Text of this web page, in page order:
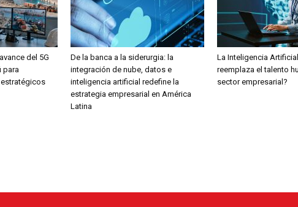
del 5G
para
De la banca a la siderurgia: la
integración de nube, datos e
inteligencia artificial redefine la
estrategia empresarial en América
Latina
La Inteligencia
reemplaza el talento
sector empresarial?